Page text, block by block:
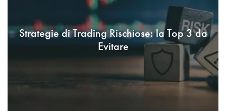
Strategie di Trading Rischiose: la Top 3 da
Evitare